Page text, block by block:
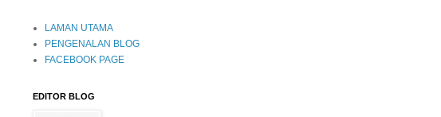
LAMAN UTAMA
PENGENALAN BLOG
FACEBOOK PAGE
EDITOR BLOG